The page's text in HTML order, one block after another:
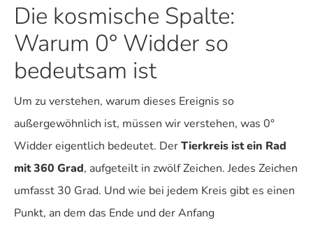
Die kosmische Spalte:
Warum 0° Widder so
bedeutsam ist
Um zu verstehen, warum dieses Ereignis so
außergewöhnlich ist, müssen wir verstehen, was 0°
Widder eigentlich bedeutet. DerTierkreis ist ein Rad
mit 360 Grad, aufgeteilt in zwölf Zeichen. Jedes Zeichen
umfasst 30 Grad. Und wie bei jedem Kreis gibt es einen
Punkt, an dem das Ende und der Anfang